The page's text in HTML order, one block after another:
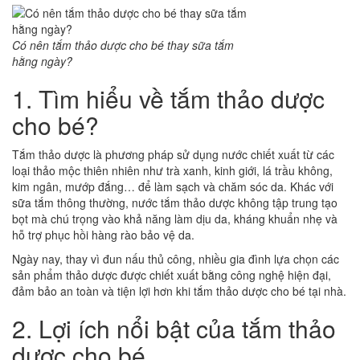
Có nên tắm thảo dược cho bé thay sữa tắm
hằng ngày?
1. Tìm hiểu về tắm thảo dược
cho bé?
Tắm thảo dược là phương pháp sử dụng nước chiết xuất từ các
loại thảo mộc thiên nhiên như trà xanh, kinh giới, lá trầu không,
kim ngân, mướp đắng… để làm sạch và chăm sóc da. Khác với
sữa tắm thông thường, nước tắm thảo dược không tập trung tạo
bọt mà chú trọng vào khả năng làm dịu da, kháng khuẩn nhẹ và
hỗ trợ phục hồi hàng rào bảo vệ da.
Ngày nay, thay vì đun nấu thủ công, nhiều gia đình lựa chọn các
sản phẩm thảo dược được chiết xuất bằng công nghệ hiện đại,
đảm bảo an toàn và tiện lợi hơn khi tắm thảo dược cho bé tại nhà.
2. Lợi ích nổi bật của tắm thảo